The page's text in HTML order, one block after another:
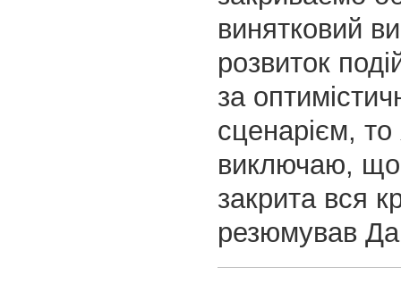
винятковий
розвиток
за
сценарієм,
виключаю,
закрита вся
резюмував